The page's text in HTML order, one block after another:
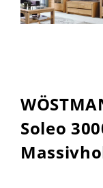
Soleo